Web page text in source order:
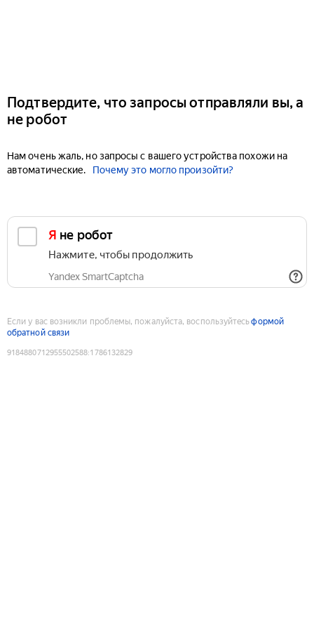
Подтвердите, что запросы отправляли вы, а
не робот
Нам очень жаль, но запросы с вашего устройства похожи на
автоматические.
Почему это могло произойти?
Я не робот
Нажмите, чтобы продолжить
Yandex SmartCaptcha
Если у вас возникли проблемы, пожалуйста, воспользуйтесьформой
обратной связи
9184880712955502588:1786132829